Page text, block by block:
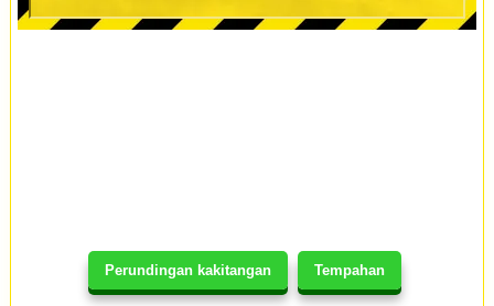
Perundingan kakitangan Tempahan